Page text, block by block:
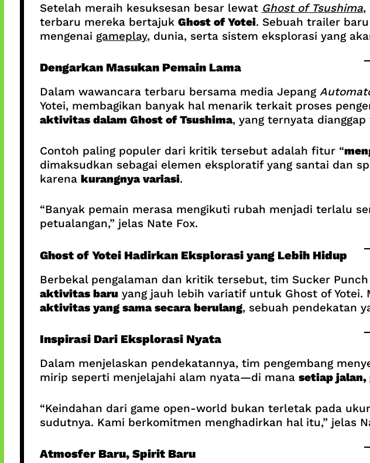
Setelah meraih kesuksesan besar lewat Ghost of Tsushima,
terbaru mereka bertajuk Ghost of Yotei. Sebuah trailer
mengenai gameplay, dunia, serta sistem eksplorasi yang
Dengarkan Masukan Pemain Lama
Dalam wawancara terbaru bersama media Jepang
Yotei, membagikan banyak hal menarik terkait proses
aktivitas dalam Ghost of Tsushima, yang ternyata
Contoh paling populer dari kritik tersebut adalah fitur “
dimaksudkan sebagai elemen eksploratif yang santai dan
karena kurangnya variasi.
“Banyak pemain merasa mengikuti rubah menjadi terlalu
petualangan,” jelas Nate Fox.
Ghost of Yotei Hadirkan Eksplorasi yang Lebih Hidup
Berbekal pengalaman dan kritik tersebut, tim Sucker
aktivitas baru yang jauh lebih variatif untuk Ghost of Yotei.
aktivitas yang sama secara berulang, sebuah pendekatan
Inspirasi Dari Eksplorasi Nyata
Dalam menjelaskan pendekatannya, tim pengembang
mirip seperti menjelajahi alam nyata—di mana setiap jalan,
“Keindahan dari game open-world bukan terletak pada
sudutnya. Kami berkomitmen menghadirkan hal itu,” jelas
Atmosfer Baru, Spirit Baru